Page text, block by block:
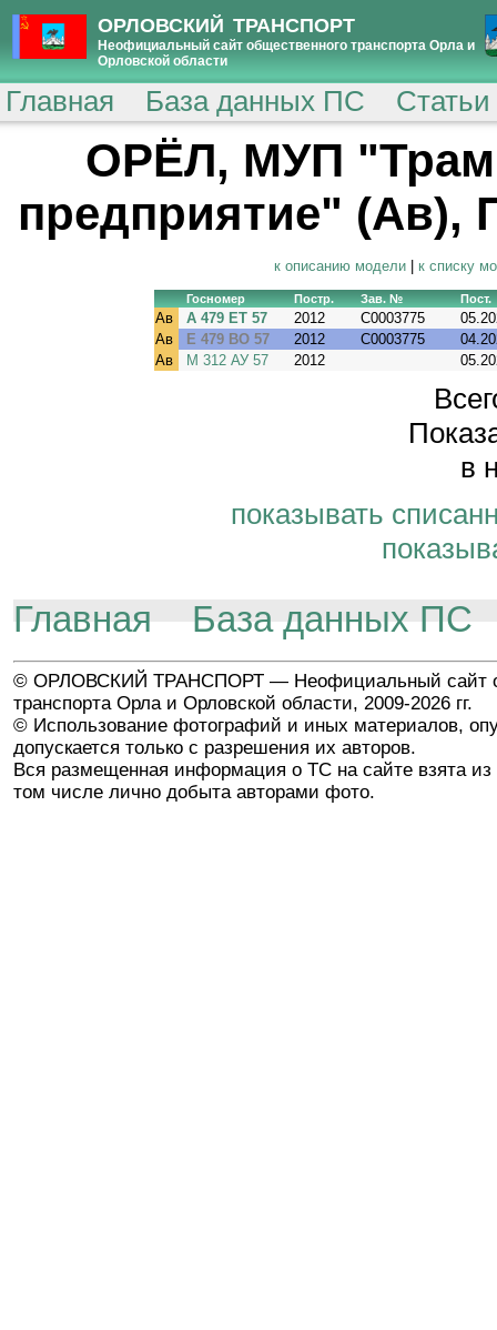
ОРЛОВСКИЙ ТРАНСПОРТ
Неофициальный сайт общественного транспорта Орла и
Орловской области
Главная База данных ПС
ОРЁЛ, МУП
предприятие" (Ав),
к описанию модели к списку
Госномер Постр. Зав. № Пост.
Ав А 479 ЕТ 57 2012 C0003775
Ав
Е 479 ВО 57 2012 C0003775
Ав
М 312 АУ 57 2012
в
показывать
Главная База данных ПС
© ОРЛОВСКИЙ ТРАНСПОРТ — Неофициальный сайт
транспорта Орла и Орловской области, 2009-2026 гг.
© Использование фотографий и иных материалов,
допускается только с разрешения их авторов.
Вся размещенная информация о ТС на сайте взята из
том числе лично добыта авторами фото.